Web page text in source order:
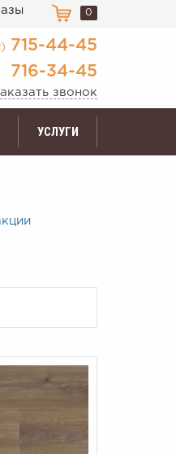
0
715-44-45
716-34-45
звонок
УСЛУГИ